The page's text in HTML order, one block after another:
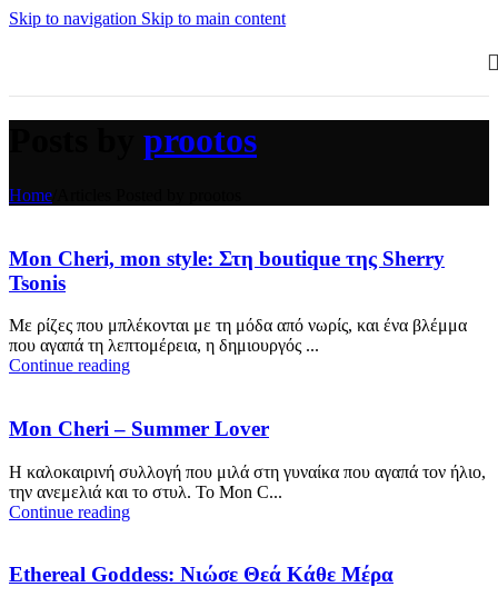
Skip to navigation Skip to main content
prootos
Home
Mon Cheri, mon style: Στη boutique της Sherry
Tsonis
Με ρίζες που μπλέκονται με τη μόδα από νωρίς, και ένα βλέμμα
που αγαπά τη λεπτομέρεια, η δημιουργός ...
Continue reading
Mon Cheri – Summer Lover
Η καλοκαιρινή συλλογή που μιλά στη γυναίκα που αγαπά τον ήλιο,
την ανεμελιά και το στυλ. Το Mon C...
Continue reading
Ethereal Goddess: Νιώσε Θεά Κάθε Μέρα